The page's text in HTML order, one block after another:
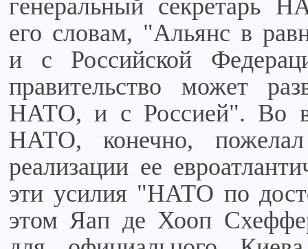
генеральный
его словам, "Альянс в
и с Российской
правительство может
НАТО, и с Россией". Во
НАТО, конечно,
реализации ее
эти усилия "НАТО по
этом Яап де Хооп